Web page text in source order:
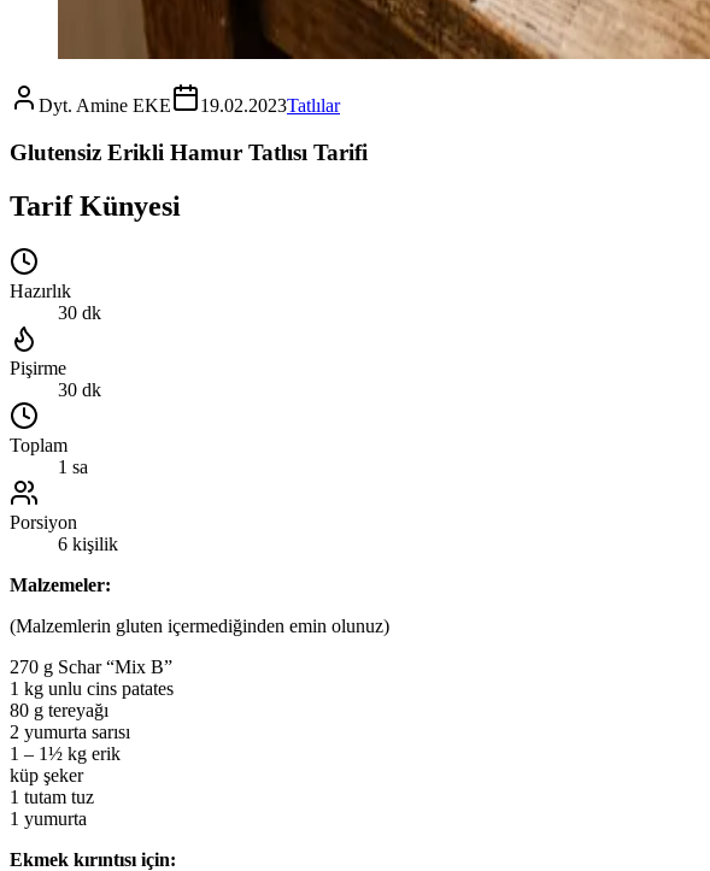
Dyt. Amine EKE 19.02.2023Tatlılar
Glutensiz Erikli Hamur Tatlısı Tarifi
Tarif Künyesi
Hazırlık
30 dk
Pişirme
30 dk
Toplam
1 sa
Porsiyon
6 kişilik
Malzemeler:
(Malzemlerin gluten içermediğinden emin olunuz)
270 g Schar “Mix B”
1 kg unlu cins patates
80 g tereyağı
2 yumurta sarısı
1 – 1½ kg erik
küp şeker
1 tutam tuz
1 yumurta
Ekmek kırıntısı için: